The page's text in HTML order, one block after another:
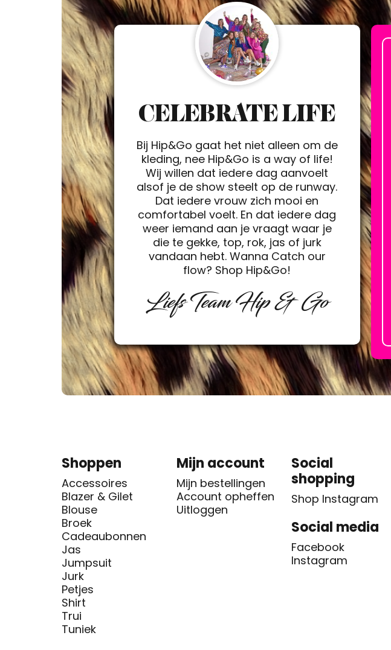
CELEBRATE LIFE
Bij Hip&Go gaat het niet alleen om de
kleding, nee Hip&Go is a way of life!
Wij willen dat iedere dag aanvoelt
alsof je de show steelt op de runway.
Dat iedere vrouw zich mooi en
comfortabel voelt. En dat iedere dag
weer iemand aan je vraagt waar je
die te gekke, top, rok, jas of jurk
vandaan hebt. Wanna Catch our
flow? Shop Hip&Go!
Liefs Team Hip & Go
Shoppen
Accessoires
Blazer & Gilet
Blouse
Broek
Cadeaubonnen
Jas
Jumpsuit
Jurk
Petjes
Shirt
Trui
Tuniek
Mijn account
Mijn bestellingen
Account opheffen
Uitloggen
Social
shopping
Shop Instagram
Social media
Facebook
Instagram